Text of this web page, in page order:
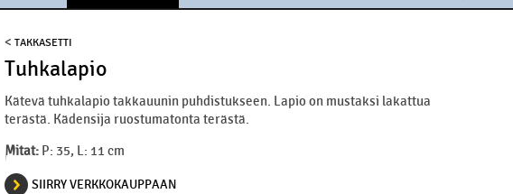
< TAKKASETTI
Tuhkalapio
Kätevä tuhkalapio takkauunin puhdistukseen. Lapio on mustaksi lakattua
terästä. Kädensija ruostumatonta terästä.
Mitat: P: 35, L: 11 cm
SIIRRY VERKKOKAUPPAAN